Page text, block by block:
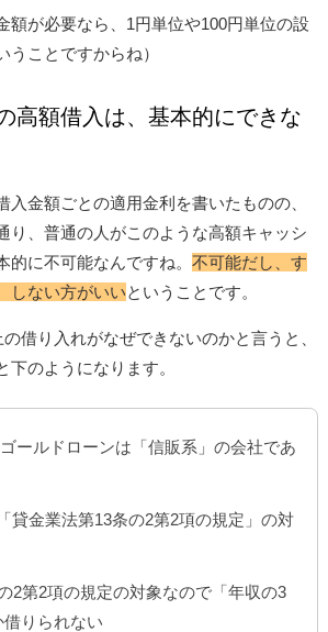
額が必要なら、1円単位や100円単位の設
うことですからね）
高額借入は、基本的にできな
入金額ごとの適用金利を書いたものの、
り、普通の人がこのような高額キャッシ
的に不可能なんですね。不可能だし、す
しない方がいいということです。
借り入れがなぜできないのかと言うと、
のようになります。
ールドローンは「信販系」の会社であ
貸金業法第13条の2第2項の規定」の対
2第2項の規定の対象なので「年収の3
りられない